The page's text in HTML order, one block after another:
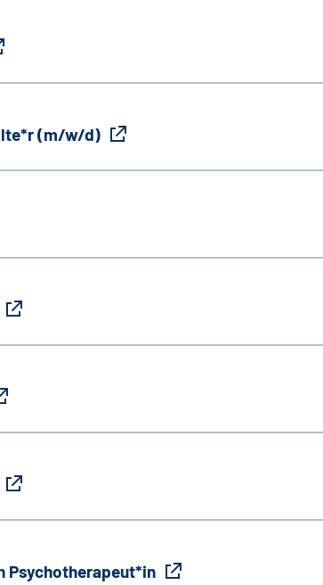
(m/w/d)
Psychotherapeut*in